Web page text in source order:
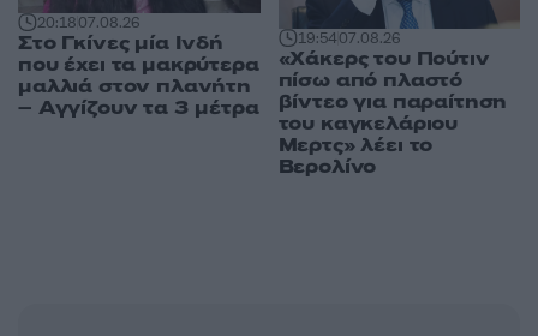
20:1807.08.26
Στο Γκίνες μία Ινδή
που έχει τα μακρύτερα
μαλλιά στον πλανήτη
– Αγγίζουν τα 3 μέτρα
19:5407.08.26
«Χάκερς του Πούτιν
πίσω από πλαστό
βίντεο για παραίτηση
του καγκελάριου
Μερτς» λέει το
Βερολίνο